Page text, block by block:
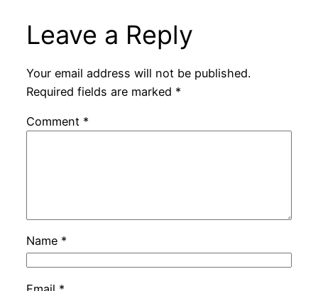
Leave a Reply
Your email address will not be published.
Required fields are marked *
Comment *
Name *